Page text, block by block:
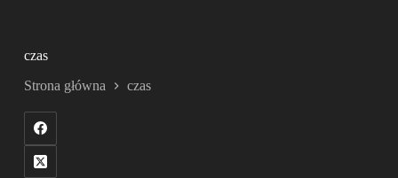
czas
Strona główna czas